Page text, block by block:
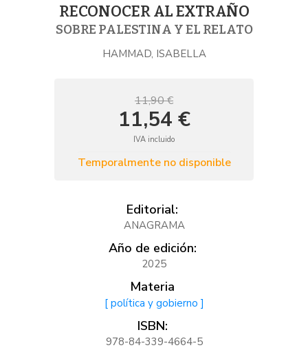
RECONOCER AL EXTRAÑO
SOBRE PALESTINA Y EL RELATO
HAMMAD, ISABELLA
11,90 €
11,54 €
IVA incluido
Temporalmente no disponible
Editorial:
ANAGRAMA
Año de edición:
2025
Materia
[ política y gobierno ]
ISBN:
978-84-339-4664-5